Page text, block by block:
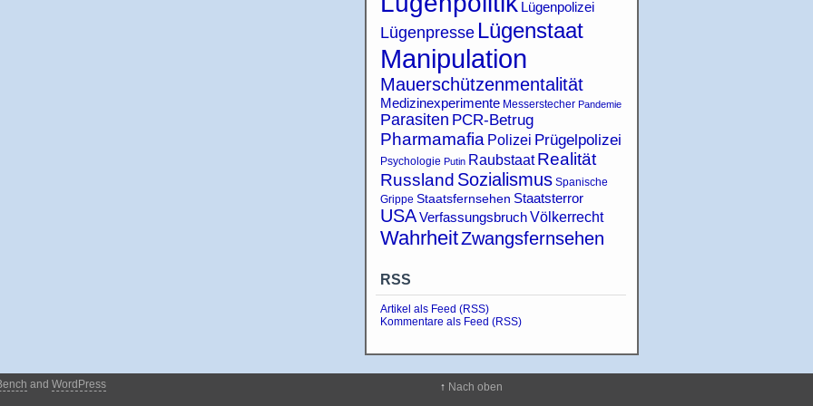
Lügenpolizei
Lügenpresse Lügenstaat
Manipulation
Mauerschützenmentalität
Medizinexperimente Messerstecher Pandemie
Parasiten PCR-Betrug
Pharmamafia Polizei Prügelpolizei
Psychologie Putin Raubstaat Realität
Russland Sozialismus Spanische
Grippe Staatsfernsehen Staatsterror
USAVerfassungsbruchVölkerrecht
WahrheitZwangsfernsehen
RSS
Artikel als Feed (RSS)
Kommentare als Feed (RSS)
and WordPress ↑ Nach oben